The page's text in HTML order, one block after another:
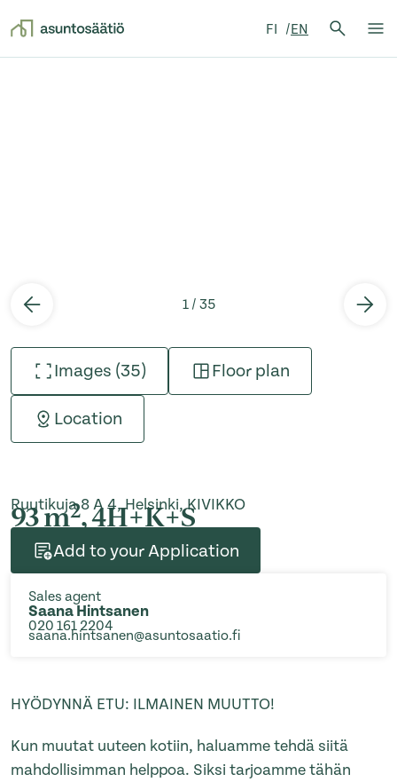
FI EN
Search
1 / 35
Images (35) Floor plan
Location
Ruutikuja 8 A 4, Helsinki, KIVIKKO
93 m2, 4H+K+S
Add to your Application
Sales agent
Saana Hintsanen
020 161 2204
saana.hintsanen@asuntosaatio.fi
HYÖDYNNÄ ETU: ILMAINEN MUUTTO!
Kun muutat uuteen kotiin, haluamme tehdä siitä
mahdollisimman helppoa. Siksi tarjoamme tähän